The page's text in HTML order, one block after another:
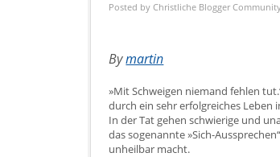
Posted byChristliche Blogger
Bymartin
»Mit Schweigen niemand fehlen
durch ein sehr erfolgreiches Leben
In der Tat gehen schwierige und
das sogenannte »Sich-
unheilbar macht.